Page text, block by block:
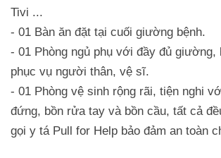
Tivi ...
- 01 Bàn ăn đặt tại cuối giường bệnh.
- 01 Phòng ngủ phụ với đầy đủ giường,
phục vụ người thân, vệ sĩ.
- 01 Phòng vệ sinh rộng rãi, tiện nghi
đứng, bồn rửa tay và bồn cầu, tất cả
gọi y tá Pull for Help bảo đảm an toàn